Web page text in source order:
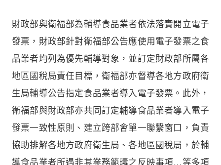
財政部與衛福部為輔導食品業者依法落實開立電子
發票，財政部針對衛福部公告應使用電子發票之食
品業者均列為優先輔導對象，並訂定財政部所屬各
地區國稅局責任目標，衛福部亦督導各地方政府衛
生局輔導公告指定食品業者導入電子發票。此外，
衛福部與財政部亦共同訂定輔導食品業者導入電子
發票一致性原則、建立跨部會單一聯繫窗口，負責
協助排解各地方政府衛生局、各地區國稅局，於輔
導食品業者所遇非其業務範疇之反映事項…等多項